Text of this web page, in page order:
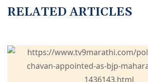
RELATED ARTICLES